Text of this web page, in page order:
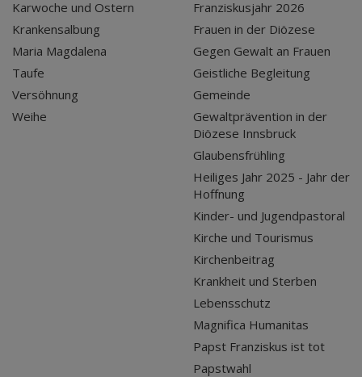
Karwoche und Ostern
Krankensalbung
Maria Magdalena
Taufe
Versöhnung
Weihe
Franziskusjahr 2026
Frauen in der Diözese
Gegen Gewalt an Frauen
Geistliche Begleitung
Gemeinde
Gewaltprävention in der
Diözese Innsbruck
Glaubensfrühling
Heiliges Jahr 2025 - Jahr der
Hoffnung
Kinder- und Jugendpastoral
Kirche und Tourismus
Kirchenbeitrag
Krankheit und Sterben
Lebensschutz
Magnifica Humanitas
Papst Franziskus ist tot
Papstwahl